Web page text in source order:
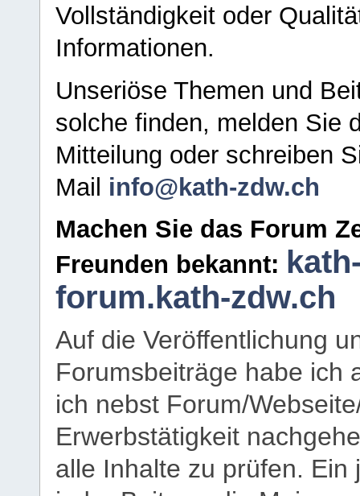
Vollständigkeit oder
Informationen.
Unseriöse Themen und
solche finden, melden Sie
Mitteilung oder schreiben
Mail info@kath-zdw.ch
Machen Sie das Forum
Freunden bekannt:
forum.kath-zdw.ch
Auf die Veröffentlichung
Forumsbeiträge habe ich
ich nebst Forum/
Erwerbstätigkeit
alle Inhalte zu prüfen.